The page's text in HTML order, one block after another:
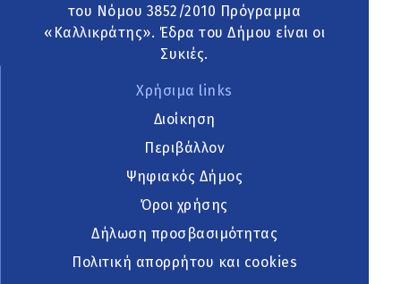
του Νόμου 3852/2010 Πρόγραμμα
«Καλλικράτης». Έδρα του Δήμου είναι οι
Συκιές.
Χρήσιμα links
Διοίκηση
Περιβάλλον
Ψηφιακός Δήμος
Όροι χρήσης
Δήλωση προσβασιμότητας
Πολιτική απορρήτου και cookies